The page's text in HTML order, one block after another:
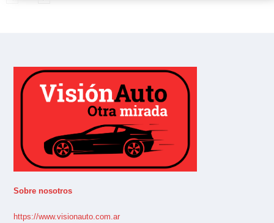
Sobre nosotros
https://www.visionauto.com.ar